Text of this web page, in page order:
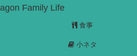
Family Life
食事
小ネタ